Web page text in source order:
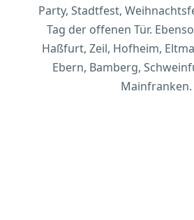
Party, Stadtfest,
Tag der offenen Tür.
Haßfurt, Zeil, Hofheim,
Ebern, Bamberg,
Mainfranken.